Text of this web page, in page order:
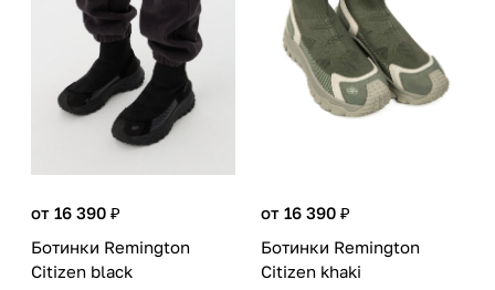
от 16 390 ₽
Ботинки Remington
Citizen black
от 16 390 ₽
Ботинки Remington
Citizen khaki